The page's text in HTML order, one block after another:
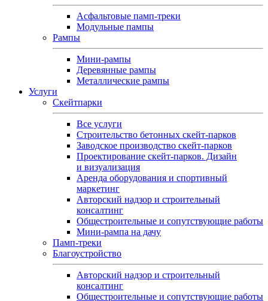
Асфальтовые памп‑треки
Модульные пампы
Рампы
Мини-рампы
Деревянные рампы
Металлические рампы
Услуги
Скейтпарки
Все услуги
Строительство бетонных скейт-парков
Заводское производство скейт-парков
Проектирование скейт-парков. Дизайн
и визуализация
Аренда оборудования и спортивный
маркетинг
Авторский надзор и строительный
консалтинг
Общестроительные и сопутствующие работы
Мини-рампа на дачу
Памп‑треки
Благоустройство
Авторский надзор и строительный
консалтинг
Общестроительные и сопутствующие работы